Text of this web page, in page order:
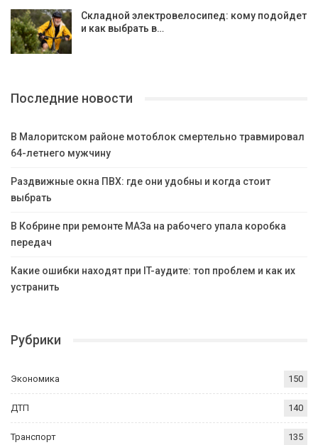
Складной электровелосипед: кому подойдет
и как выбрать в…
Последние новости
В Малоритском районе мотоблок смертельно травмировал
64-летнего мужчину
Раздвижные окна ПВХ: где они удобны и когда стоит
выбрать
В Кобрине при ремонте МАЗа на рабочего упала коробка
передач
Какие ошибки находят при IT-аудите: топ проблем и как их
устранить
Рубрики
Экономика 150
ДТП 140
Транспорт 135